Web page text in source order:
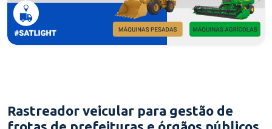
Rastreador veicular para gestão de